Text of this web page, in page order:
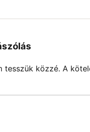
tesszük közzé. A